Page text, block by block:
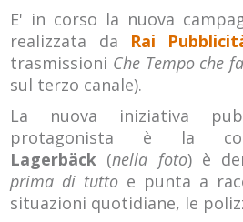
E' in corso la nuova
realizzata da Rai
trasmissioni Che Tempo che fa
sul terzo canale).
La nuova iniziativa
protagonista è la
Lagerbäck (nella foto) è
prima di tutto e punta a
situazioni quotidiane, le